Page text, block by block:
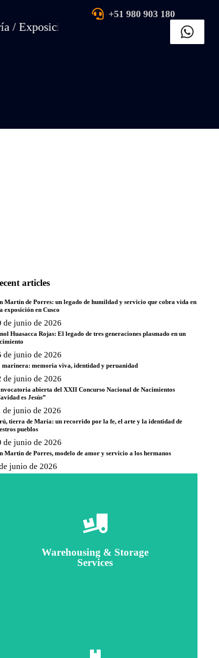
de arte tradicional peruano en el
+51 980 903 180
articles
Martín de Porres: un legado de humildad y servicio que cobra vida en
exposición en Cusco
de junio de 2026
Huasacca Rojas: El legado de tres generaciones plasmado en un
de junio de 2026
marinera: memoria viva, identidad y peruanidad
de junio de 2026
abierta del XXII Concurso Nacional de Nacimientos
es Jesús”
de junio de 2026
tierra de María: un recorrido por la fe, el arte y la identidad de
pueblos
de junio de 2026
Martín de Porres, modelo de amor y servicio a los hermanos
junio de 2026
Warehousing & Storage
Services
Careful storage of your goods
View details